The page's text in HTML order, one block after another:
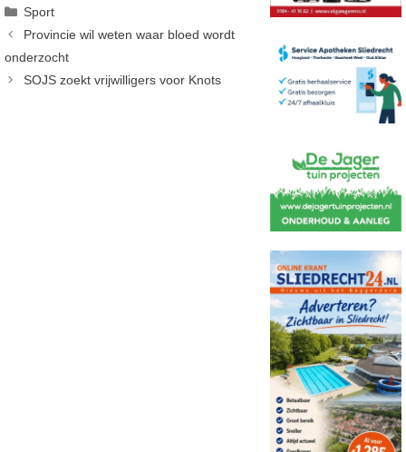
Categorieën
Sport
Provincie wil weten waar bloed wordt
onderzocht
SOJS zoekt vrijwilligers voor Knots